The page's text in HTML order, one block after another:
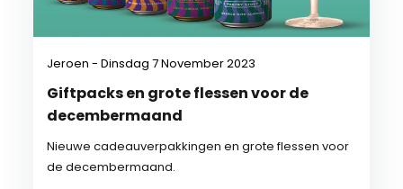
Jeroen - Dinsdag 7 November 2023
Giftpacks en grote flessen voor de
decembermaand
Nieuwe cadeauverpakkingen en grote flessen voor
de decembermaand.